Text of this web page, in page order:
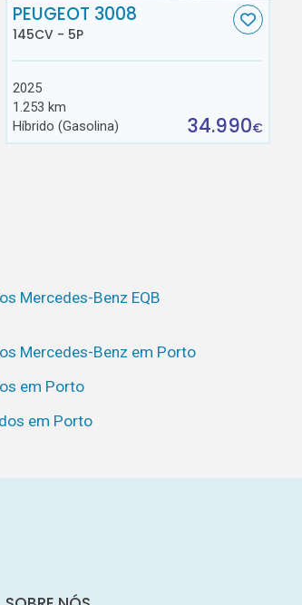
PEUGEOT 3008
145CV - 5P
2025
1.253 km
Híbrido (Gasolina)
34.990€
Mercedes-Benz EQB
Mercedes-Benz em Porto
em Porto
em Porto